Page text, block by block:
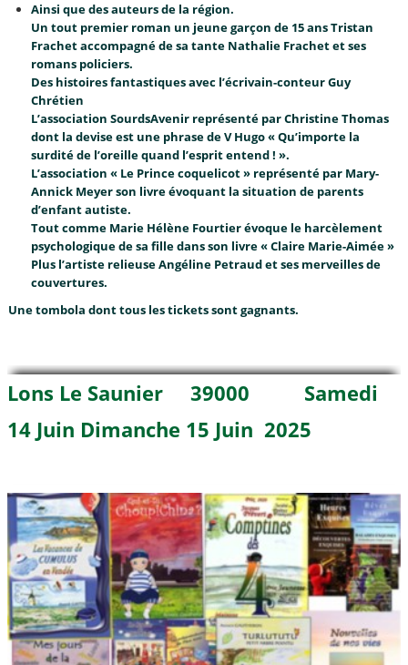
Ainsi que des auteurs de la région.
Un tout premier roman un jeune garçon de 15 ans Tristan
Frachet accompagné de sa tante Nathalie Frachet et ses
romans policiers.
Des histoires fantastiques avec l’écrivain-conteur Guy
Chrétien
L’association SourdsAvenir représenté par Christine Thomas
dont la devise est une phrase de V Hugo « Qu’importe la
surdité de l’oreille quand l’esprit entend ! ».
L’association « Le Prince coquelicot » représenté par Mary-
Annick Meyer son livre évoquant la situation de parents
d’enfant autiste.
Tout comme Marie Hélène Fourtier évoque le harcèlement
psychologique de sa fille dans son livre « Claire Marie-Aimée »
Plus l’artiste relieuse Angéline Petraud et ses merveilles de
couvertures.
Une tombola dont tous les tickets sont gagnants.
Lons Le Saunier 39000 Samedi
14 Juin Dimanche 15 Juin 2025